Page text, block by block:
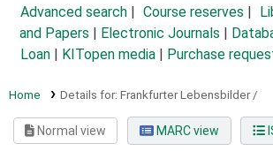
Advanced search Course reserves
and Papers
Electronic Journals
Loan
KITopen media Purchase
Home Details for: Frankfurter Lebensbilder /
Normal view MARC view